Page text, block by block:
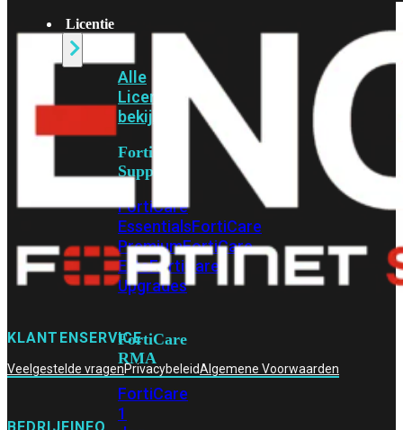
Licentie
Alle
Licenties
bekijken
FortiCare
Support
FortiCare
EssentialsFortiCare
PremiumFortiCare
EliteFortiCare
Upgrades
FortiCare
RMA
FortiCare
1
KLANTENSERVICE
Veelgestelde vragenPrivacybeleidAlgemene Voorwaarden